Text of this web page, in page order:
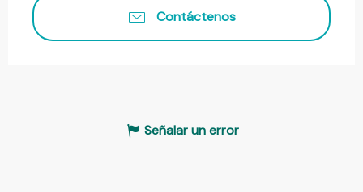
Contáctenos
Señalar un error